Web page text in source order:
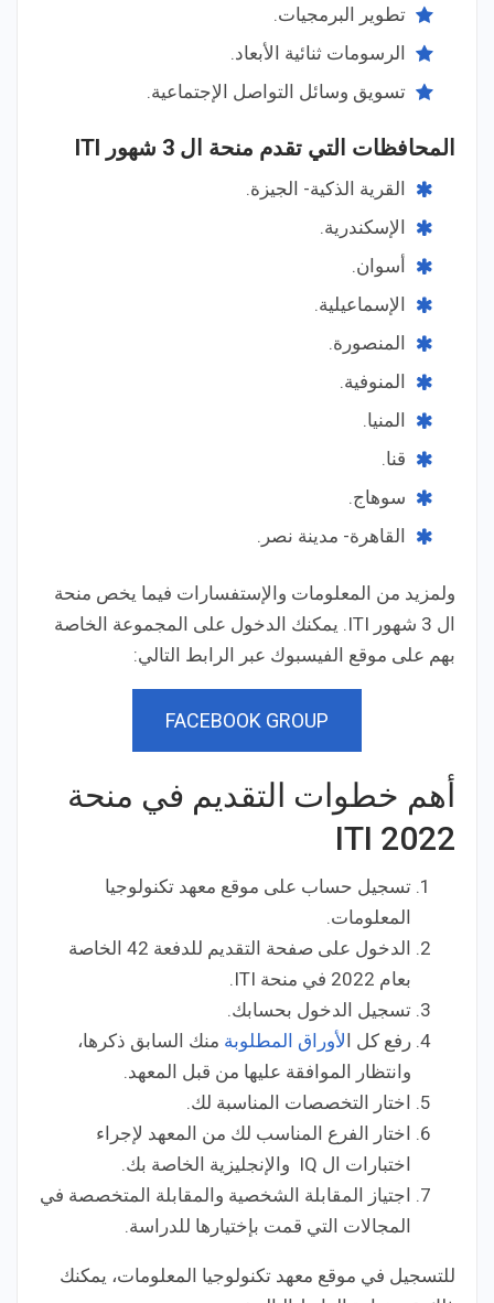
تطوير البرمجيات.
الرسومات ثنائية الأبعاد.
تسويق وسائل التواصل الإجتماعية.
المحافظات التي تقدم منحة ال 3 شهور ITI
القرية الذكية- الجيزة.
الإسكندرية.
أسوان.
الإسماعيلية.
المنصورة.
المنوفية.
المنيا.
قنا.
سوهاج.
القاهرة- مدينة نصر.
ولمزيد من المعلومات والإستفسارات فيما يخص منحة
ال 3 شهور ITI. يمكنك الدخول على المجموعة الخاصة
بهم على موقع الفيسبوك عبر الرابط التالي:
FACEBOOK GROUP
أهم خطوات التقديم في منحة
ITI 2022
تسجيل حساب على موقع معهد تكنولوجيا
المعلومات.
الدخول على صفحة التقديم للدفعة 42 الخاصة
بعام 2022 في منحة ITI.
تسجيل الدخول بحسابك.
رفع كل الأوراق المطلوبة منك السابق ذكرها،
وانتظار الموافقة عليها من قبل المعهد.
اختار التخصصات المناسبة لك.
اختار الفرع المناسب لك من المعهد لإجراء
اختبارات ال IQ والإنجليزية الخاصة بك.
اجتياز المقابلة الشخصية والمقابلة المتخصصة في
المجالات التي قمت بإختيارها للدراسة.
للتسجيل في موقع معهد تكنولوجيا المعلومات، يمكنك